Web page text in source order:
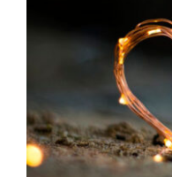
CONTACTO